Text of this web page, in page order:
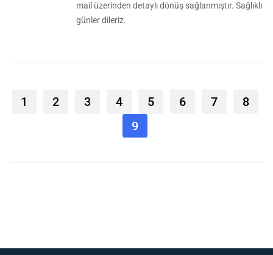
mail üzerinden detaylı dönüş sağlanmıştır. Sağlıklı
günler dileriz.
1 2 3 4 5 6 7
8
9